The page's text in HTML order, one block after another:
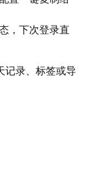
，下次登录直
记录、标签或导